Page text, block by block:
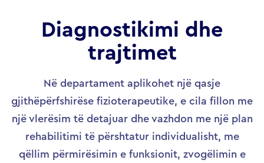
Diagnostikimi dhe
trajtimet
Në departament aplikohet një qasje
gjithëpërfshirëse fizioterapeutike, e cila fillon me
një vlerësim të detajuar dhe vazhdon me një plan
rehabilitimi të përshtatur individualisht, me
qëllim përmirësimin e funksionit, zvogëlimin e